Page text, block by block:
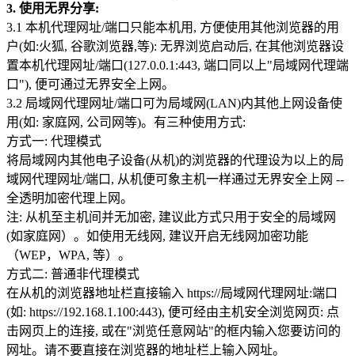
3. 使用无界分享:
3.1 本机代理网址/端口只能本机用, 方便使用其他浏览器的用
户(如:火狐, 谷歌浏览器,等): 无界浏览启动后, 在其他浏览器设
置本机代理网址/端口(127.0.0.1:443, 端口同以上"局域网代理端
口"), 便可通过无界安全上网。
3.2 局域网代理网址/端口可为局域网(LAN)内其他上网设备使
用(如: 家庭网, 公司网等)。有三种使用方式:
方式一: 代理模式
将局域网内其他电子设备(从机)的浏览器的代理设为以上的局
域网代理网址/端口, 从机便可象主机一样通过无界安全上网 --
全透明加密代理上网。
注: 从机至主机间并无加密, 建议此方式只用于安全的局域网
(如家庭网）。如使用无线网, 建议开启无线网加密功能
（WEP，WPA, 等）。
方式二: 普通非代理模式
在从机的浏览器地址栏直接输入 https://局域网代理网址:端口
(如: https://192.168.1.100:443), 便可经由主机安全浏览网页: 点
击网页上的连接, 或在"浏览任意网站"的框内输入您要访问的
网址。请不要直接在浏览器的地址栏上输入网址。